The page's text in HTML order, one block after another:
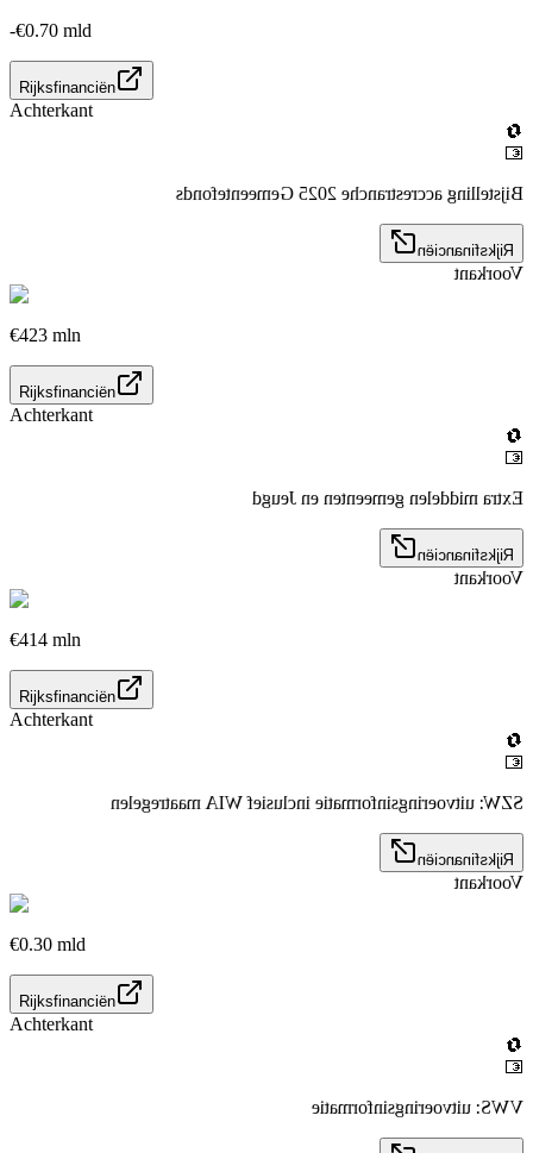
-€0.70 mld
Rijksfinanciën
Achterkant
🔄
💶
Bijstelling accrestranche 2025 Gemeentefonds
Rijksfinanciën
Voorkant
€423 mln
Rijksfinanciën
Achterkant
🔄
💶
Extra middelen gemeenten en Jeugd
Rijksfinanciën
Voorkant
€414 mln
Rijksfinanciën
Achterkant
🔄
💶
SZW: uitvoeringsinformatie inclusief WIA maatregelen
Rijksfinanciën
Voorkant
€0.30 mld
Rijksfinanciën
Achterkant
🔄
💶
VWS: uitvoeringsinformatie